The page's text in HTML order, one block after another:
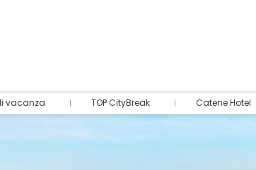
vacanza TOP CityBreak Catene Hotel